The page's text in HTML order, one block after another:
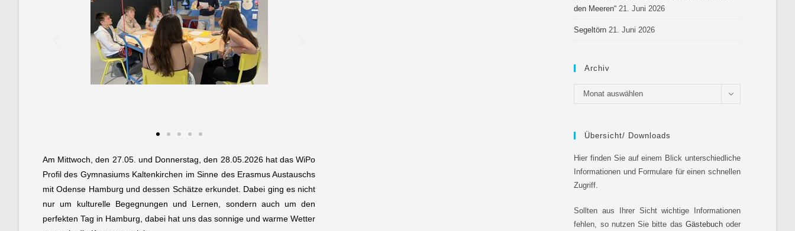
Am Mittwoch, den 27.05. und Donnerstag, den 28.05.2026 hat das WiPo
Profil des Gymnasiums Kaltenkirchen im Sinne des Erasmus Austauschs
mit Odense Hamburg und dessen Schätze erkundet. Dabei ging es nicht
nur um kulturelle Begegnungen und Lernen, sondern auch um den
perfekten Tag in Hamburg, dabei hat uns das sonnige und warme Wetter
den Meeren“ 21. Juni 2026
Segeltörn 21. Juni 2026
Archiv
Monat auswählen
Übersicht/ Downloads
Hier finden Sie auf einem Blick unterschiedliche
Informationen und Formulare für einen schnellen
Zugriff.
Sollten aus Ihrer Sicht wichtige Informationen
fehlen, so nutzen Sie bitte das Gästebuchoder